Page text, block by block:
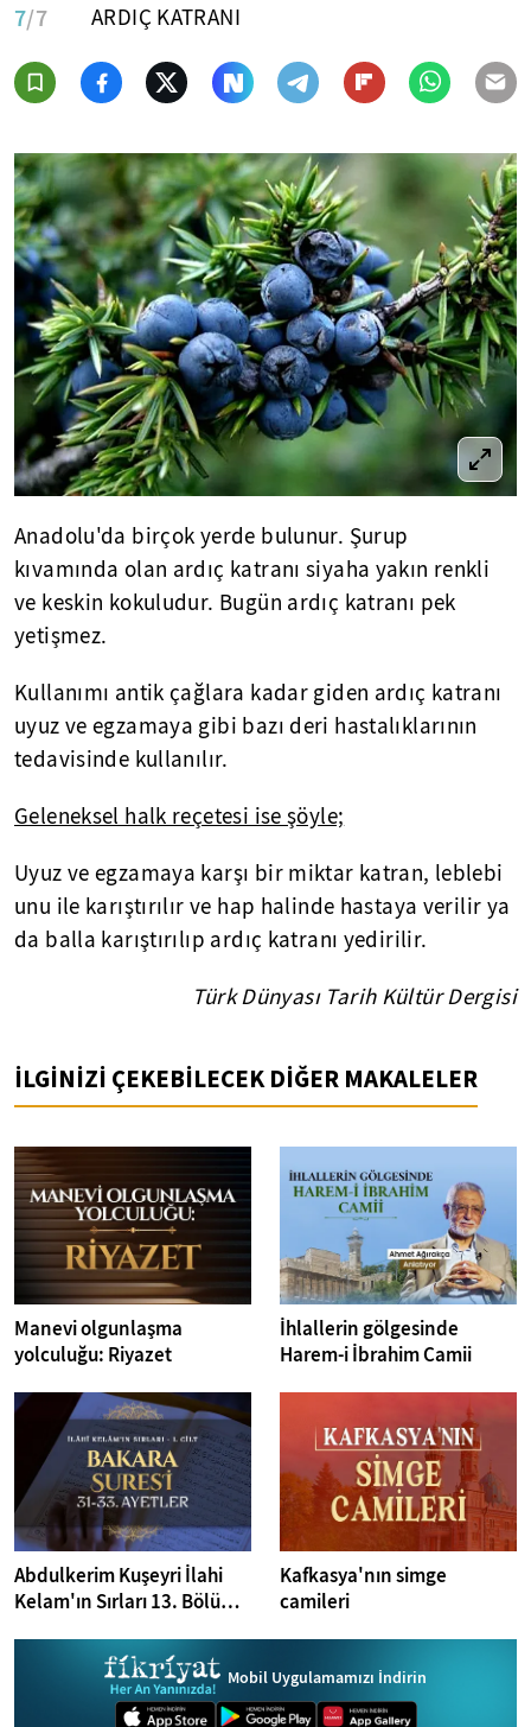
7/7 ARDIÇ KATRANI
Anadolu'da birçok yerde bulunur. Şurup
kıvamında olan ardıç katranı siyaha yakın renkli
ve keskin kokuludur. Bugün ardıç katranı pek
yetişmez.
Kullanımı antik çağlara kadar giden ardıç katranı
uyuz ve egzamaya gibi bazı deri hastalıklarının
tedavisinde kullanılır.
Geleneksel halk reçetesi ise şöyle;
Uyuz ve egzamaya karşı bir miktar katran, leblebi
unu ile karıştırılır ve hap halinde hastaya verilir ya
da balla karıştırılıp ardıç katranı yedirilir.
Türk Dünyası Tarih Kültür Dergisi
İLGİNİZİ ÇEKEBİLECEK DİĞER MAKALELER
Manevi olgunlaşma
yolculuğu: Riyazet
İhlallerin gölgesinde
Harem-i İbrahim Camii
Abdulkerim Kuşeyri İlahi
Kelam'ın Sırları 13. Bölüm I
Ayetler Tefsiri
Kafkasya'nın simge
camileri
Mobil Uygulamamızı İndirin